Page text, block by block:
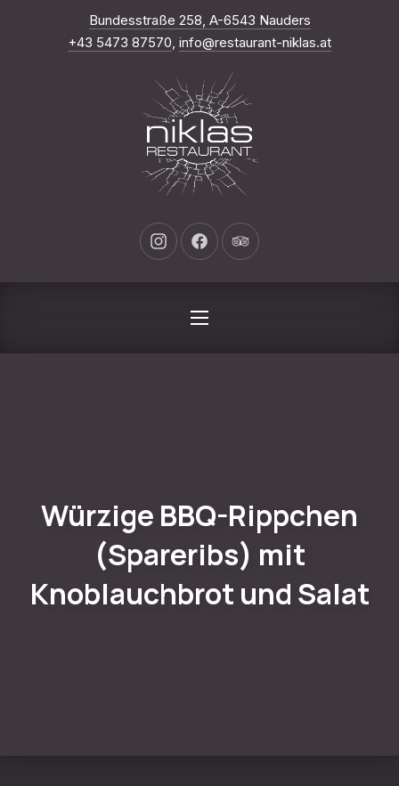
Bundesstraße 258, A-6543 NaudersNeues Fenster
+43 5473 87570, info@restaurant-niklas.at
Neues Fenster
Neues Fenster
Neues Fenster
NAVIGATION
Würzige BBQ-Rippchen
(Spareribs) mit
Knoblauchbrot und Salat